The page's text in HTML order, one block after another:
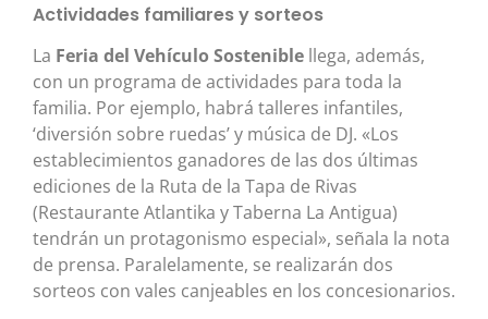
Actividades familiares y sorteos
La Feria del Vehículo Sostenible llega, además,
con un programa de actividades para toda la
familia. Por ejemplo, habrá talleres infantiles,
‘diversión sobre ruedas’ y música de DJ. «Los
establecimientos ganadores de las dos últimas
ediciones de la Ruta de la Tapa de Rivas
(Restaurante Atlantika y Taberna La Antigua)
tendrán un protagonismo especial», señala la nota
de prensa. Paralelamente, se realizarán dos
sorteos con vales canjeables en los concesionarios.